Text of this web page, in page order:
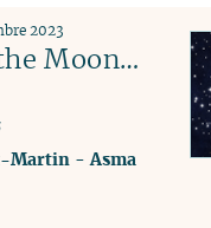
Moon…
2023
Martin -Asma